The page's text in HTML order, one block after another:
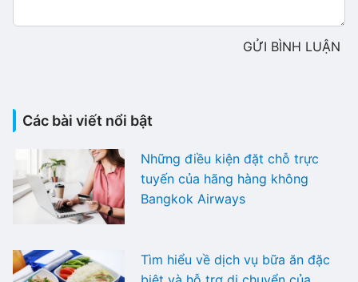
GỬI BÌNH LUẬN
Các bài viết nổi bật
Những điều kiện đặt chỗ trực
tuyến của hãng hàng không
Bangkok Airways
Tìm hiểu về dịch vụ bữa ăn đặc